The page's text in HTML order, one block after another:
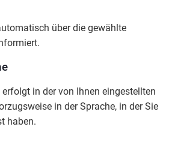
über die gewählte
in der von Ihnen eingestellten
in der Sprache, in der Sie
haben.